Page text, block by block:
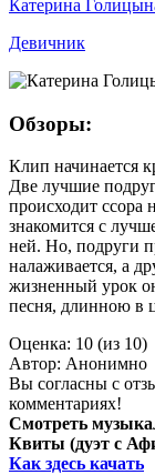
Катерина
Девичник
Обзоры:
Клип начинается
Две лучшие
происходит
знакомится с
ней. Но, подруги
налаживается, а
жизненный урок
песня, длинною в
Оценка: 10 (из 10)
Автор: Анонимно
Вы согласны с
комментариях!
Смотреть
Квиты (дуэт с
Как здесь качать